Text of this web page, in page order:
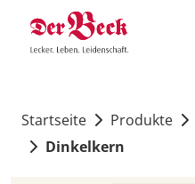
Startseite Produkte
Dinkelkern